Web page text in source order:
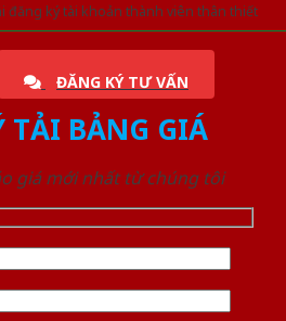
đăng ký tài khoản thành viên thân thiết
ĐĂNG KÝ TƯ VẤN
TẢI BẢNG GIÁ
giá mới nhất từ chúng tôi